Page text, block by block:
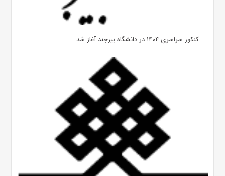
کنکور سراسری ۱۴۰۴ در دانشگاه بیرجند آغاز شد